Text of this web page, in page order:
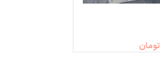
تومان